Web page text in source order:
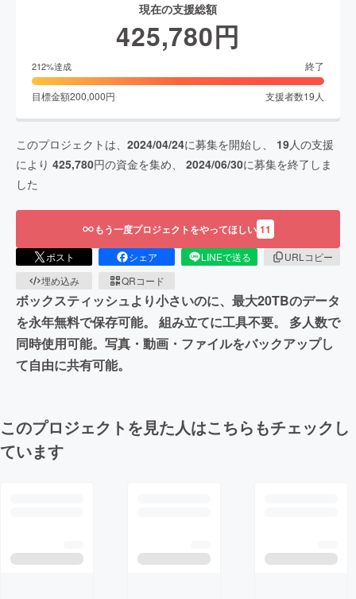
現在の支援総額
425,780円
212%達成 終了
目標金額200,000円 支援者数19 人
このプロジェクトは、 2024/04/24に募集を開始し、 19人の支援
により 425,780円の資金を集め、 2024/06/30に募集を終了しま
した
もう一度プロジェクトをやってほしい 11
ポスト シェア LINEで送る
URLコピー
埋め込み
QRコード
ボックスティッシュより小さいのに、最大20TBのデータ
を永年無料で保存可能。 組み立てに工具不要。 多人数で
同時使用可能。写真・動画・ファイルをバックアップし
て自由に共有可能。
このプロジェクトを見た人はこちらもチェックし
ています